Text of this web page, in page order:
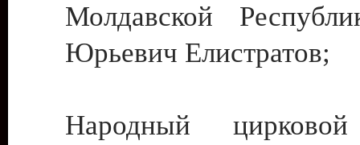
Молдавской
Юрьевич Елистратов;
Народный цирковой